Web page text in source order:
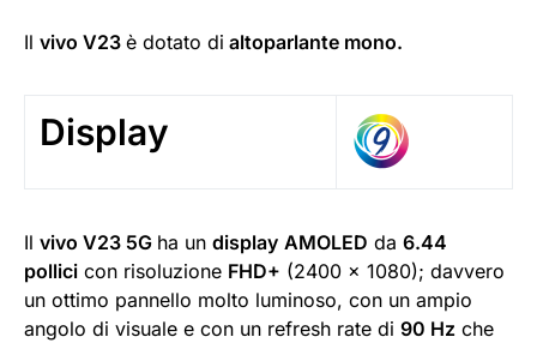
Il vivo V23 è dotato di altoparlante mono.
Display
Il vivo V23 5G ha un display AMOLED da 6.44
pollici con risoluzione FHD+ (2400 x 1080); davvero
un ottimo pannello molto luminoso, con un ampio
angolo di visuale e con un refresh rate di 90 Hz che